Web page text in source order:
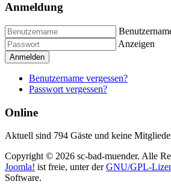
Anmeldung
Anzeigen
Anmelden
Benutzername vergessen?
Passwort vergessen?
Online
Aktuell sind 794 Gäste und keine
Copyright © 2026 sc-bad-muender. Alle
Joomla! ist freie, unter derGNU/GPL-
Software.